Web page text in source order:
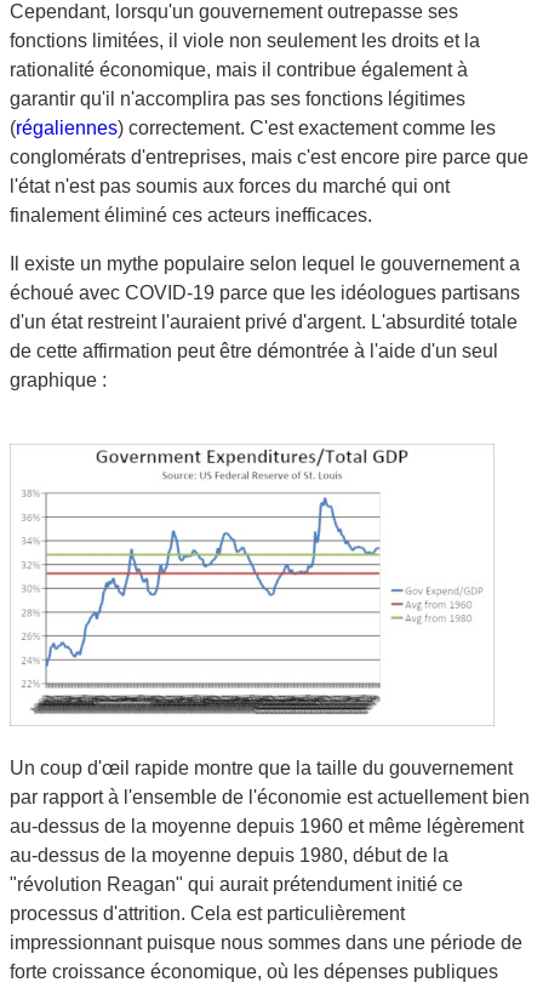
Cependant, lorsqu'un gouvernement outrepasse ses
fonctions limitées, il viole non seulement les droits et la
rationalité économique, mais il contribue également à
garantir qu'il n'accomplira pas ses fonctions légitimes
(régaliennes) correctement. C'est exactement comme les
conglomérats d'entreprises, mais c'est encore pire parce que
l'état n'est pas soumis aux forces du marché qui ont
finalement éliminé ces acteurs inefficaces.
Il existe un mythe populaire selon lequel le gouvernement a
échoué avec COVID-19 parce que les idéologues partisans
d'un état restreint l'auraient privé d'argent. L'absurdité totale
de cette affirmation peut être démontrée à l'aide d'un seul
graphique :
Un coup d'œil rapide montre que la taille du gouvernement
par rapport à l'ensemble de l'économie est actuellement bien
au-dessus de la moyenne depuis 1960 et même légèrement
au-dessus de la moyenne depuis 1980, début de la
"révolution Reagan" qui aurait prétendument initié ce
processus d'attrition. Cela est particulièrement
impressionnant puisque nous sommes dans une période de
forte croissance économique, où les dépenses publiques